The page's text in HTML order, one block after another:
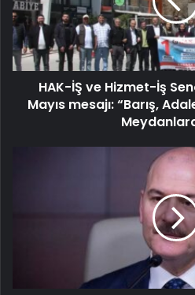
HAK-İŞ ve Hizmet-İş
Mayıs mesajı: “Barış,